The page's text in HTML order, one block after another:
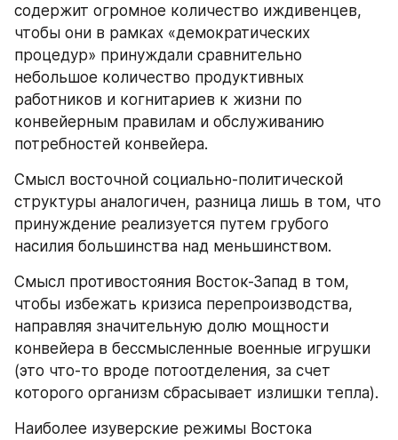
содержит огромное количество иждивенцев,
чтобы они в рамках «демократических
процедур» принуждали сравнительно
небольшое количество продуктивных
работников и когнитариев к жизни по
конвейерным правилам и обслуживанию
потребностей конвейера.
Смысл восточной социально-политической
структуры аналогичен, разница лишь в том, что
принуждение реализуется путем грубого
насилия большинства над меньшинством.
Смысл противостояния Восток-Запад в том,
чтобы избежать кризиса перепроизводства,
направляя значительную долю мощности
конвейера в бессмысленные военные игрушки
(это что-то вроде потоотделения, за счет
которого организм сбрасывает излишки тепла).
Наиболее изуверские режимы Востока